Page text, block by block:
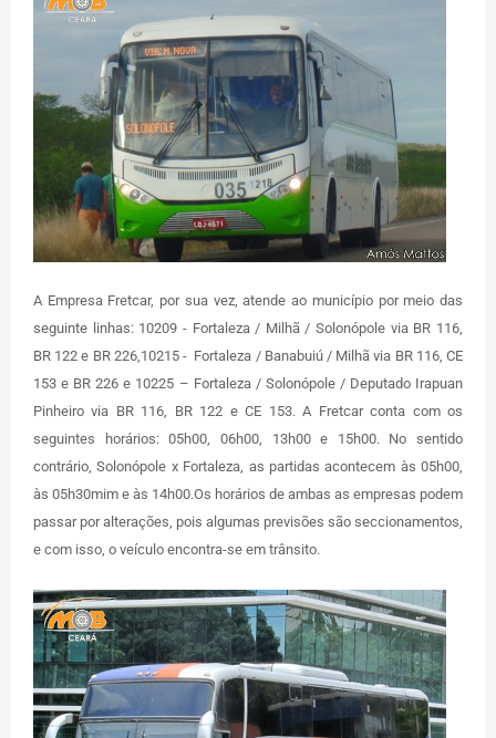
A Empresa Fretcar, por sua vez, atende ao município por meio das
seguinte linhas: 10209 - Fortaleza / Milhã / Solonópole via BR 116,
BR 122 e BR 226,10215 - Fortaleza / Banabuiú / Milhã via BR 116, CE
153 e BR 226 e 10225 – Fortaleza / Solonópole / Deputado Irapuan
Pinheiro via BR 116, BR 122 e CE 153. A Fretcar conta com os
seguintes horários: 05h00, 06h00, 13h00 e 15h00. No sentido
contrário, Solonópole x Fortaleza, as partidas acontecem às 05h00,
às 05h30mim e às 14h00.Os horários de ambas as empresas podem
passar por alterações, pois algumas previsões são seccionamentos,
e com isso, o veículo encontra-se em trânsito.